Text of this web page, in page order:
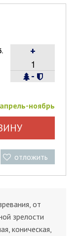
-
+
апрель-ноябрь
отложить
от
зрелости
коническая,